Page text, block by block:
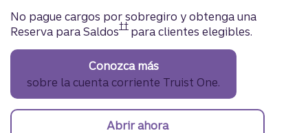
No pague cargos por sobregiro y obtenga una
Reserva para Saldos
Divulgación
†† para clientes elegibles.
Conozca más
sobre la cuenta corriente Truist One.
Abrir ahora